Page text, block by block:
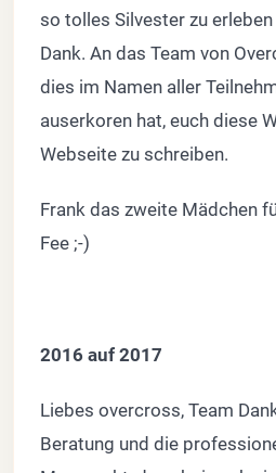
so tolles Silvester zu
Dank. An das Team von
dies im Namen aller
auserkoren hat, euch diese
Webseite zu schreiben.
Frank das zweite Mädchen
Fee ;-)
2016 auf 2017
Liebes overcross, Team
Beratung und die